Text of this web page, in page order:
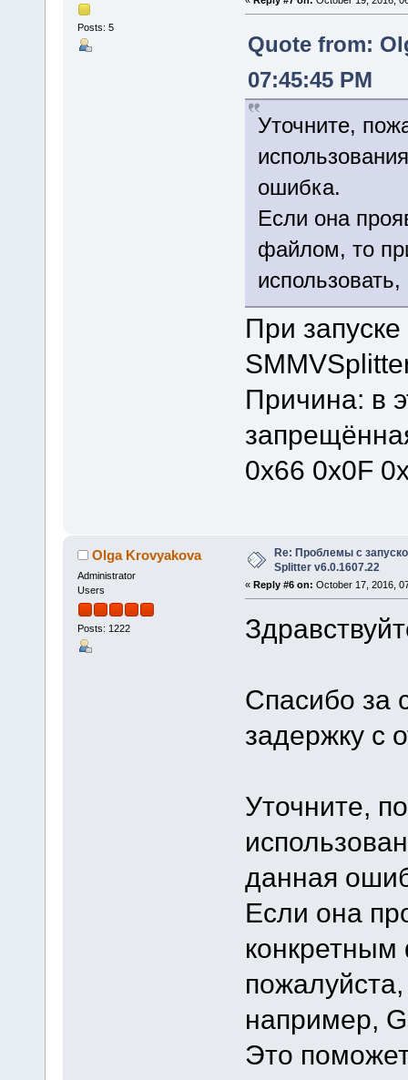
Posts: 5
Quote from:
07:45:45 PM
Уточните,
ошибка.
Если она
файлом, то
При
Причина: в
0x66 0x0F
Olga Krovyakova
Administrator
Users
Posts: 1222
Re: Проблемы с
Splitter v6.0.1607.22
« Reply #6 on: October 17, 2016,
Спасибо за
задержку с
Уточните,
данная
Если она
например,
Это